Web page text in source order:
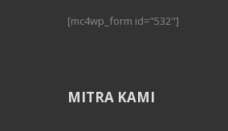
[mc4wp_form id="532"]
MITRA KAMI